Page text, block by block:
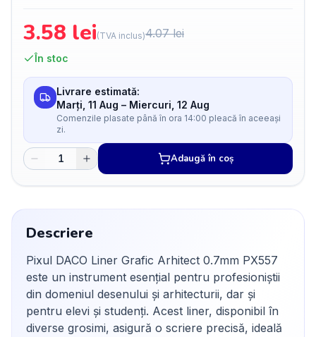
3.58 lei(TVA inclus)4.07lei
În stoc
Livrare estimată:
Marți, 11 Aug – Miercuri, 12 Aug
Comenzile plasate până în ora 14:00 pleacă în aceeași
zi.
Adaugă în coș
Descriere
Pixul DACO Liner Grafic Arhitect 0.7mm PX557
este un instrument esențial pentru profesioniștii
din domeniul desenului și arhitecturii, dar și
pentru elevi și studenți. Acest liner, disponibil în
diverse grosimi, asigură o scriere precisă, ideală